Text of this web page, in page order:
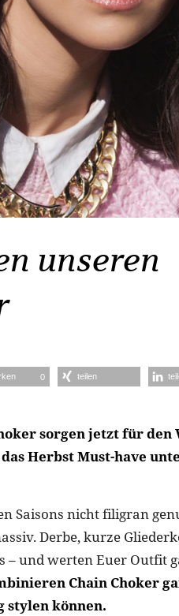
unseren
0 teilen
sorgen jetzt für den
Herbst Must-have
Saisons nicht filigran
Derbe, kurze
– und werten Euer Outfit
Chain Choker
stylen können.